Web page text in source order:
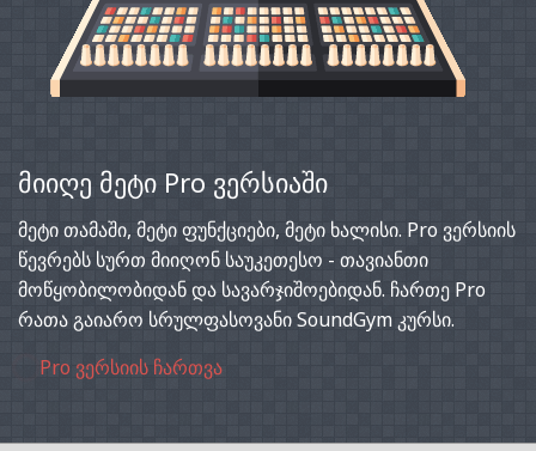
მიიღე მეტი Pro ვერსიაში
მეტი თამაში, მეტი ფუნქციები, მეტი ხალისი. Pro ვერსიის
წევრებს სურთ მიიღონ საუკეთესო - თავიანთი
მოწყობილობიდან და სავარჯიშოებიდან. ჩართე Pro
რათა გაიარო სრულფასოვანი SoundGym კურსი.
Pro ვერსიის ჩართვა